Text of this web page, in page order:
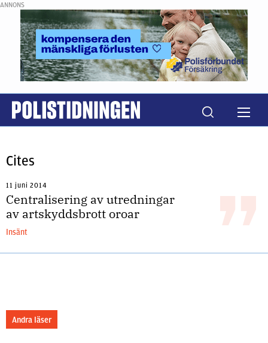
ANNONS
Cites
11 juni 2014
Centralisering av utredningar
av artskyddsbrott oroar
Insänt
Andra läser